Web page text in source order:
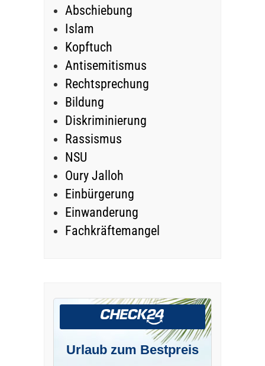
Abschiebung
Islam
Kopftuch
Antisemitismus
Rechtsprechung
Bildung
Diskriminierung
Rassismus
NSU
Oury Jalloh
Einbürgerung
Einwanderung
Fachkräftemangel
Urlaub zum Bestpreis